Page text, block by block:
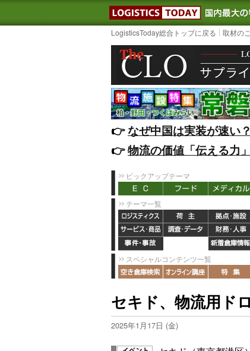
LogisticsToday総合トップに戻る 取材の
👉️なぜ中国は実装が速い
👉️物流の価値「伝える力
ピックアップテーマ
テーマ一覧
スペシャルコンテンツ一覧
セキド、物流用ド
2025年1月17日 (金)